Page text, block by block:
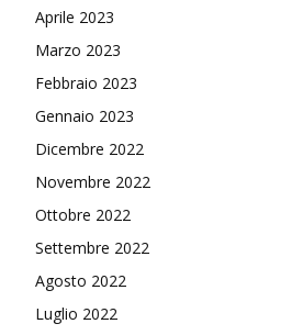
Aprile 2023
Marzo 2023
Febbraio 2023
Gennaio 2023
Dicembre 2022
Novembre 2022
Ottobre 2022
Settembre 2022
Agosto 2022
Luglio 2022